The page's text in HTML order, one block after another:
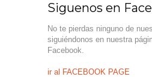
Siguenos en
No te pierdas ninguno de
siguiéndonos en nuestra
Facebook.
ir al FACEBOOK PAGE